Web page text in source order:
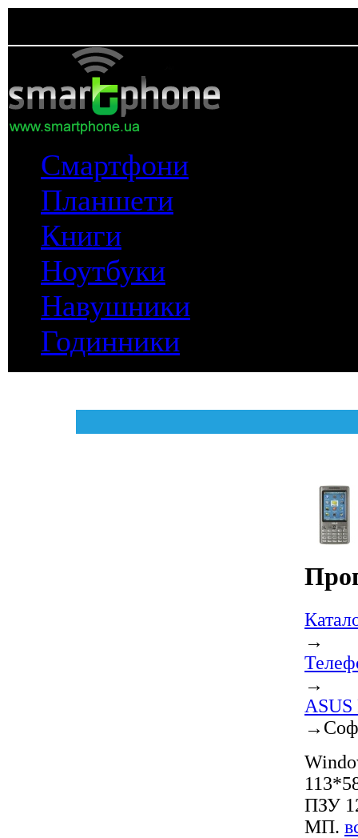
Смартфони
Планшети
Книги
Ноутбуки
Навушники
Годинники
→
→
ASUS
→
ПЗУ
МП.